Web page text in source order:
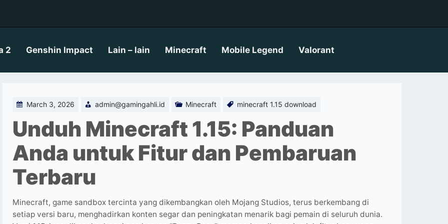
2 Genshin Impact Lain – lain Minecraft Mobile Legend Valorant
March 3, 2026 admin@gamingahli.id Minecraft minecraft 1.15 download
Unduh Minecraft 1.15: Panduan
Anda untuk Fitur dan Pembaruan
Terbaru
Minecraft, game sandbox tercinta yang dikembangkan oleh Mojang Studios, terus berkembang di
setiap versi baru, menghadirkan konten segar dan peningkatan menarik bagi pemain di seluruh dunia.